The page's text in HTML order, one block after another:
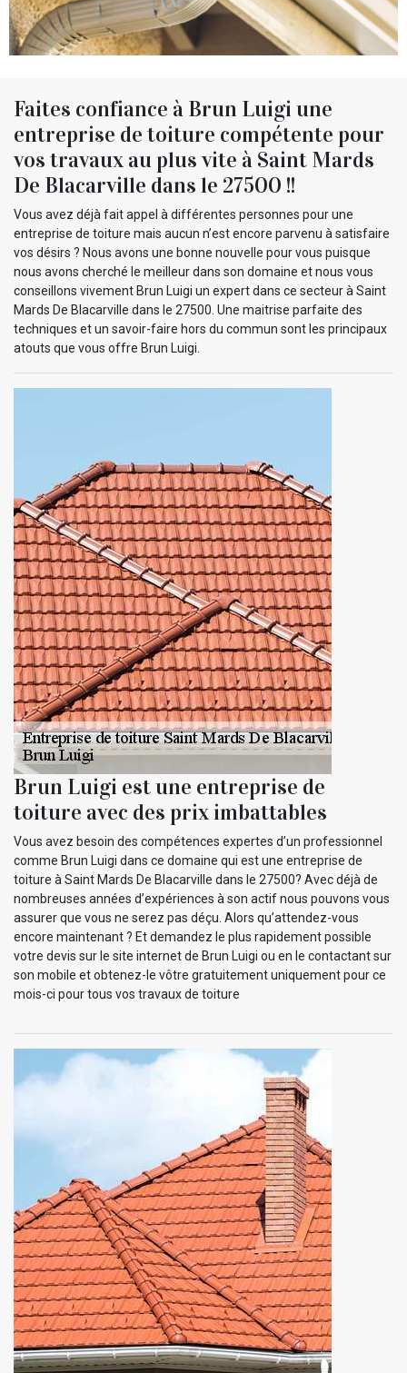
Faites confiance à Brun Luigi une
entreprise de toiture compétente pour
vos travaux au plus vite à Saint Mards
De Blacarville dans le 27500 !!
Vous avez déjà fait appel à différentes personnes pour une
entreprise de toiture mais aucun n’est encore parvenu à satisfaire
vos désirs ? Nous avons une bonne nouvelle pour vous puisque
nous avons cherché le meilleur dans son domaine et nous vous
conseillons vivement Brun Luigi un expert dans ce secteur à Saint
Mards De Blacarville dans le 27500. Une maitrise parfaite des
techniques et un savoir-faire hors du commun sont les principaux
atouts que vous offre Brun Luigi.
Brun Luigi est une entreprise de
toiture avec des prix imbattables
Vous avez besoin des compétences expertes d’un professionnel
comme Brun Luigi dans ce domaine qui est une entreprise de
toiture à Saint Mards De Blacarville dans le 27500? Avec déjà de
nombreuses années d’expériences à son actif nous pouvons vous
assurer que vous ne serez pas déçu. Alors qu’attendez-vous
encore maintenant ? Et demandez le plus rapidement possible
votre devis sur le site internet de Brun Luigi ou en le contactant sur
son mobile et obtenez-le vôtre gratuitement uniquement pour ce
mois-ci pour tous vos travaux de toiture